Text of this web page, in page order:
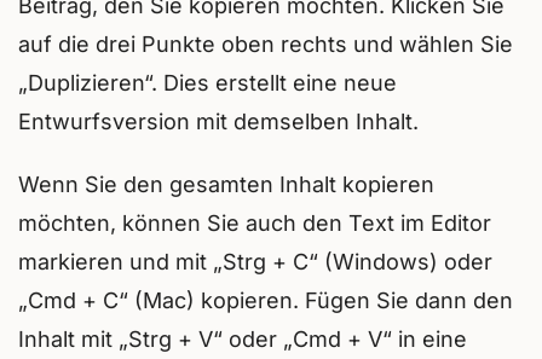
Beitrag, den Sie kopieren möchten. Klicken Sie
auf die drei Punkte oben rechts und wählen Sie
„Duplizieren“. Dies erstellt eine neue
Entwurfsversion mit demselben Inhalt.
Wenn Sie den gesamten Inhalt kopieren
möchten, können Sie auch den Text im Editor
markieren und mit „Strg + C“ (Windows) oder
„Cmd + C“ (Mac) kopieren. Fügen Sie dann den
Inhalt mit „Strg + V“ oder „Cmd + V“ in eine